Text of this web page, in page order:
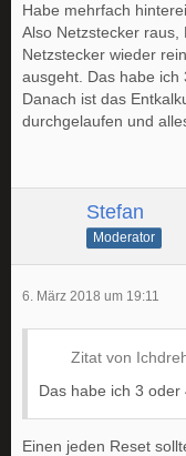
Habe mehrfach
Also Netzstecker raus,
Netzstecker wieder
ausgeht. Das habe ich
Danach ist das
durchgelaufen und
Stefan
Moderator
6. März 2018 um 19:11
Zitat von
Das habe ich 3 oder
Einen jeden Reset